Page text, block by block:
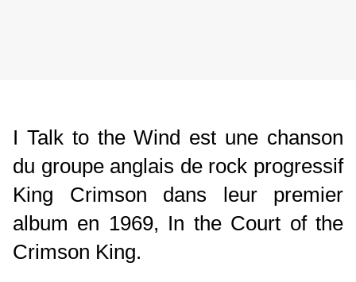
I Talk to the Wind est une chanson
du groupe anglais de rock progressif
King Crimson dans leur premier
album en 1969, In the Court of the
Crimson King.